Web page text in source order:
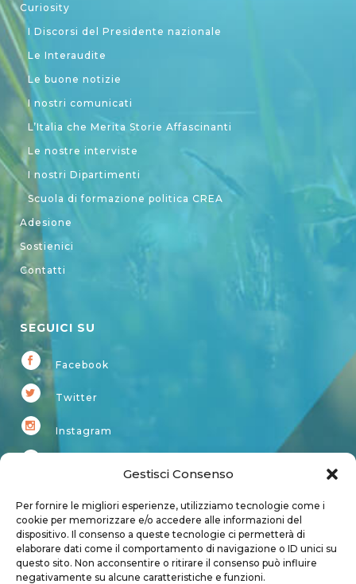
Gestisci Consenso
Per fornire le migliori esperienze, utilizziamo tecnologie come i
cookie per memorizzare e/o accedere alle informazioni del
dispositivo. Il consenso a queste tecnologie ci permetterà di
elaborare dati come il comportamento di navigazione o ID unici su
questo sito. Non acconsentire o ritirare il consenso può influire
negativamente su alcune caratteristiche e funzioni.
Curiosity
I Discorsi del Presidente nazionale
Le Interaudite
Le buone notizie
I nostri comunicati
L’Italia che Merita Storie Affascinanti
Le nostre interviste
I nostri Dipartimenti
Scuola di formazione politica CREA
Adesione
Sostienici
Contatti
SEGUICI SU
Facebook
Twitter
Instagram
Account
Login